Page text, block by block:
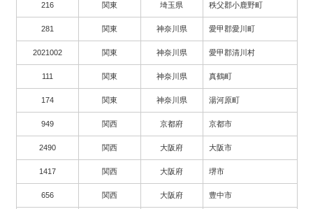
216 関東 埼玉県 秩父郡小鹿野町
281 関東 神奈川県 愛甲郡愛川町
2021002 関東 神奈川県 愛甲郡清川村
111 関東 神奈川県 真鶴町
174 関東 神奈川県 湯河原町
949 関西 京都府 京都市
2490 関西 大阪府 大阪市
1417 関西 大阪府 堺市
656 関西 大阪府 豊中市